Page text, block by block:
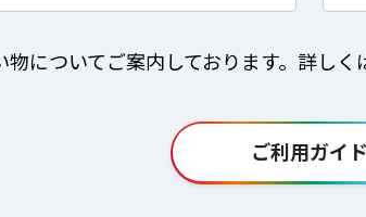
物についてご案内しております。詳しく
ご利用ガイド